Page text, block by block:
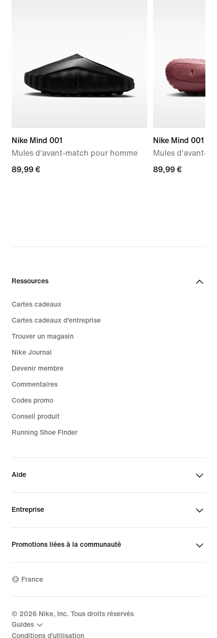
Nike Mind 001
Mules d'avant-match pour homme
89,99 €
89,99 €
Nike Mind 001
Mules d'avant-
89,99 €
89,99 €
Ressources
Cartes cadeaux
Cartes cadeaux d'entreprise
Trouver un magasin
Nike Journal
Devenir membre
Commentaires
Codes promo
Conseil produit
Running Shoe Finder
Aide
Entreprise
Promotions liées à la communauté
France
© 2026 Nike, Inc. Tous droits réservés
Guides
Conditions d'utilisation